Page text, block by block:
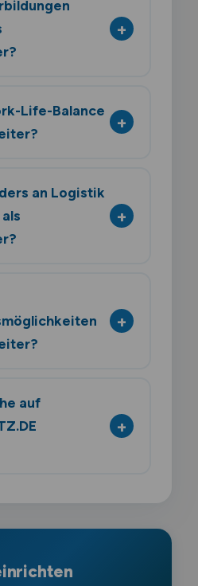
Life-Balance
an Logistik
auf